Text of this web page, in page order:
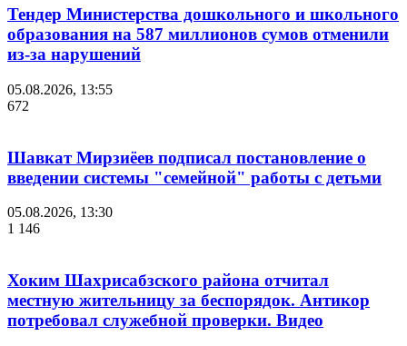
Тендер Министерства дошкольного и школьного
образования на 587 миллионов сумов отменили
из-за нарушений
05.08.2026, 13:55
672
Шавкат Мирзиёев подписал постановление о
введении системы "семейной" работы с детьми
05.08.2026, 13:30
1 146
Хоким Шахрисабзского района отчитал
местную жительницу за беспорядок. Антикор
потребовал служебной проверки. Видео